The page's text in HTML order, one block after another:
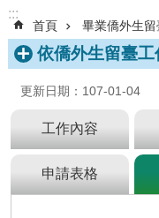
我
們
English
隱
及
:::
首頁 畢業僑外生
依僑外生留臺
更新日期：107-01-04
工作內容
申請表格